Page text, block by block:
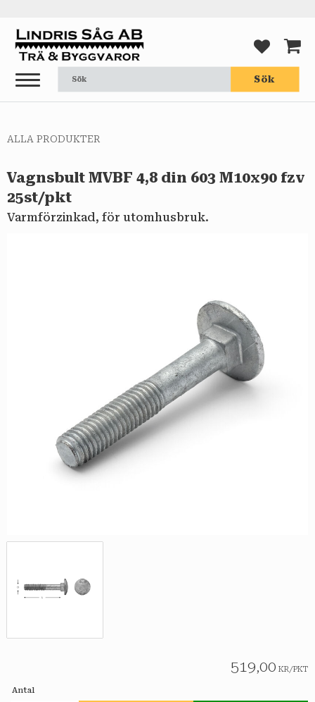
Meny
Sök
ALLA PRODUKTER
Vagnsbult MVBF 4,8 din 603 M10x90 fzv
25st/pkt
Varmförzinkad, för utomhusbruk.
519,00 KR/PKT
Antal